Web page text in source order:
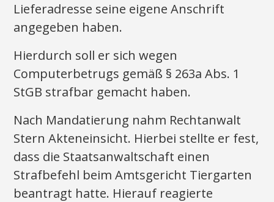
Lieferadresse seine eigene Anschrift
angegeben haben.
Hierdurch soll er sich wegen
Computerbetrugs gemäß § 263a Abs. 1
StGB strafbar gemacht haben.
Nach Mandatierung nahm Rechtanwalt
Stern Akteneinsicht. Hierbei stellte er fest,
dass die Staatsanwaltschaft einen
Strafbefehl beim Amtsgericht Tiergarten
beantragt hatte. Hierauf reagierte